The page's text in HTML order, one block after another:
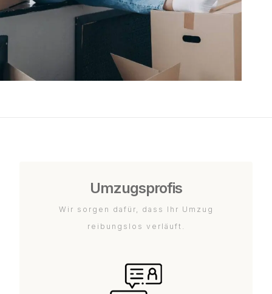
Umzugsprofis
Wir sorgen dafür, dass Ihr Umzug
reibungslos verläuft.